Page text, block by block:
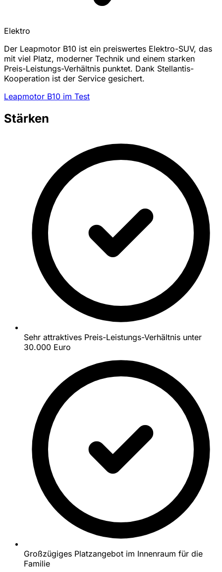
Elektro
Der Leapmotor B10 ist ein preiswertes Elektro-SUV, das
mit viel Platz, moderner Technik und einem starken
Preis-Leistungs-Verhältnis punktet. Dank Stellantis-
Kooperation ist der Service gesichert.
Leapmotor B10 im Test
Stärken
Sehr attraktives Preis-Leistungs-Verhältnis unter
30.000 Euro
Großzügiges Platzangebot im Innenraum für die
Familie